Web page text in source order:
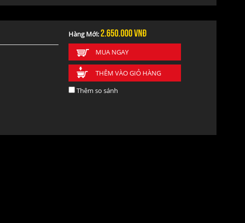
Hàng Mới:2.650.000vnđ
MUA NGAY
THÊM VÀO GIỎ HÀNG
Thêm so sánh